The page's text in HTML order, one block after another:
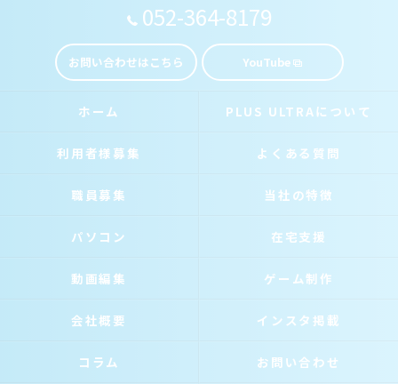
052-364-8179
お問い合わせはこちら YouTube
ホーム PLUS ULTRAについて
利用者様募集 よくある質問
職員募集 当社の特徴
パソコン 在宅支援
動画編集 ゲーム制作
会社概要 インスタ掲載
コラム お問い合わせ